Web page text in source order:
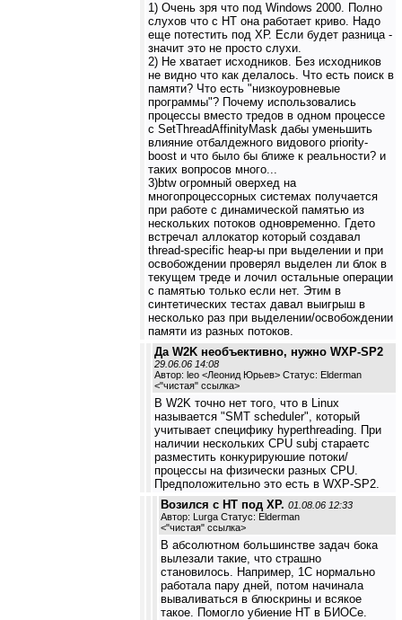
1) Очень зря что под Windows 2000. Полно
слухов что с HT она работает криво. Надо
еще потестить под ХР. Если будет разница -
значит это не просто слухи.
2) Не хватает исходников. Без исходников
не видно что как делалось. Что есть поиск в
памяти? Что есть "низкоуровневые
программы"? Почему использовались
процессы вместо тредов в одном процессе
с SetThreadAffinityMask дабы уменьшить
влияние отбалдежного видового priority-
boost и что было бы ближе к реальности? и
таких вопросов много...
3)btw огромный оверхед на
многопроцессорных системах получается
при работе с динамической памятью из
нескольких потоков одновременно. Гдето
встречал аллокатор который создавал
thread-specific heap-ы при выделении и при
освобождении проверял выделен ли блок в
текущем треде и лочил остальные операции
с памятью только если нет. Этим в
синтетических тестах давал выигрыш в
несколько раз при выделении/освобождении
памяти из разных потоков.
Да W2K необъективно, нужно WXP-SP2
29.06.06 14:08
Автор: leo <Леонид Юрьев> Статус: Elderman
<"чистая" ссылка>
В W2K точно нет того, что в Linux
называется "SMT scheduler", который
учитывает специфику hyperthreading. При
наличии нескольких CPU subj стараетс
разместить конкурируюшие потоки/
процессы на физически разных CPU.
Предположительно это есть в WXP-SP2.
Возился с НТ под ХР. 01.08.06 12:33
Автор: Lurga Статус: Elderman
<"чистая" ссылка>
В абсолютном большинстве задач бока
вылезали такие, что страшно
становилось. Например, 1С нормально
работала пару дней, потом начинала
вываливаться в блюскрины и всякое
такое. Помогло убиение НТ в БИОСе.